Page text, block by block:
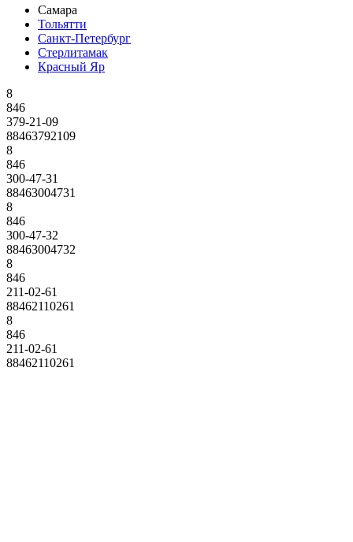
Самара
Тольятти
Санкт-Петербург
Стерлитамак
Красный Яр
8
846
379-21-09
88463792109
8
846
300-47-31
88463004731
8
846
300-47-32
88463004732
8
846
211-02-61
88462110261
8
846
211-02-61
88462110261